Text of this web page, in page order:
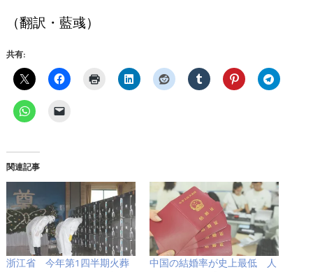
（翻訳・藍彧）
共有:
関連記事
浙江省 今年第1四半期火葬
中国の結婚率が史上最低 人